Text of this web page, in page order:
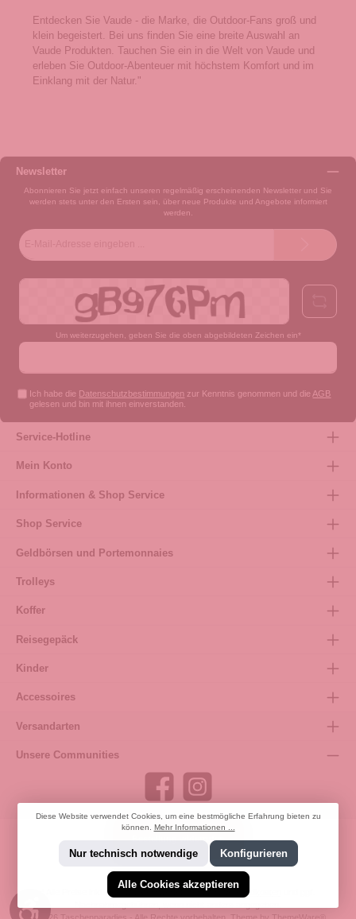
Entdecken Sie Vaude - die Marke, die Outdoor-Fans groß und
klein begeistert. Bei uns finden Sie eine breite Auswahl an
Vaude Produkten. Tauchen Sie ein in die Welt von Vaude und
erleben Sie Outdoor-Abenteuer mit höchstem Komfort und im
Einklang mit der Natur."
Newsletter
Abonnieren Sie jetzt einfach unseren regelmäßig erscheinenden Newsletter und Sie
werden stets unter den Ersten sein, über neue Produkte und Angebote informiert
werden.
Um weiterzugehen, geben Sie die oben abgebildeten Zeichen ein*
Ich habe die Datenschutzbestimmungen zur Kenntnis genommen und die AGB
gelesen und bin mit ihnen einverstanden.
Service-Hotline
Mein Konto
Informationen & Shop Service
Shop Service
Geldbörsen und Portemonnaies
Trolleys
Koffer
Reisegepäck
Kinder
Accessoires
Versandarten
Unsere Communities
Bestellung widerrufen
* Alle Preise inkl. gesetzl. Mehrwertsteuer zzgl. Versandkosten
Diese Website verwendet Cookies, um eine bestmögliche Erfahrung bieten zu
können. Mehr Informationen ...
Nur technisch notwendige Konfigurieren
Alle Cookies akzeptieren